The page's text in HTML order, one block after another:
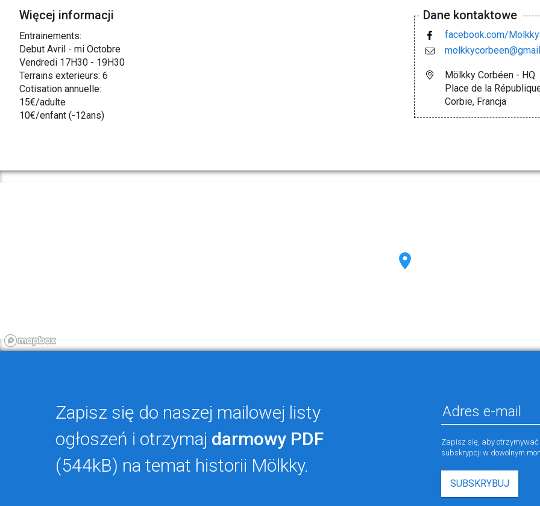
Więcej informacji
Entrainements:
Debut Avril - mi Octobre
Vendredi 17H30 - 19H30
Terrains exterieurs: 6
Cotisation annuelle:
15€/adulte
10€/enfant (-12ans)
Dane kontaktowe
facebook.com/
Mölkky Corbéen - HQ
Place de la
Corbie, Francja
Zapisz się do naszej mailowej listy
ogłoszeń i otrzymaj darmowy PDF
(544kB) na temat historii Mölkky.
Zapisz się, aby otrzymywać
subskrypcji w dowolnym
SUBSKRYBUJ